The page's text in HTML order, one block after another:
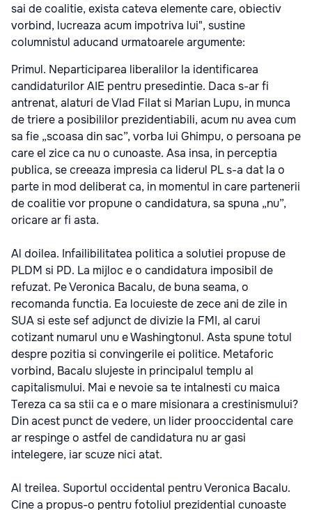
sai de coalitie, exista cateva elemente care, obiectiv
vorbind, lucreaza acum impotriva lui", sustine
columnistul aducand urmatoarele argumente:
Primul. Neparticiparea liberalilor la identificarea
candidaturilor AIE pentru presedintie. Daca s-ar fi
antrenat, alaturi de Vlad Filat si Marian Lupu, in munca
de triere a posibililor prezidentiabili, acum nu avea cum
sa fie „scoasa din sac”, vorba lui Ghimpu, o persoana pe
care el zice ca nu o cunoaste. Asa insa, in perceptia
publica, se creeaza impresia ca liderul PL s-a dat la o
parte in mod deliberat ca, in momentul in care partenerii
de coalitie vor propune o candidatura, sa spuna „nu”,
oricare ar fi asta.
Al doilea. Infailibilitatea politica a solutiei propuse de
PLDM si PD. La mijloc e o candidatura imposibil de
refuzat. Pe Veronica Bacalu, de buna seama, o
recomanda functia. Ea locuieste de zece ani de zile in
SUA si este sef adjunct de divizie la FMI, al carui
cotizant numarul unu e Washingtonul. Asta spune totul
despre pozitia si convingerile ei politice. Metaforic
vorbind, Bacalu slujeste in principalul templu al
capitalismului. Mai e nevoie sa te intalnesti cu maica
Tereza ca sa stii ca e o mare misionara a crestinismului?
Din acest punct de vedere, un lider prooccidental care
ar respinge o astfel de candidatura nu ar gasi
intelegere, iar scuze nici atat.
Al treilea. Suportul occidental pentru Veronica Bacalu.
Cine a propus-o pentru fotoliul prezidential cunoaste